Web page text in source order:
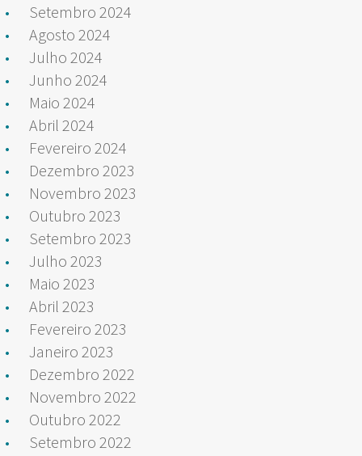
Setembro 2024
Agosto 2024
Julho 2024
Junho 2024
Maio 2024
Abril 2024
Fevereiro 2024
Dezembro 2023
Novembro 2023
Outubro 2023
Setembro 2023
Julho 2023
Maio 2023
Abril 2023
Fevereiro 2023
Janeiro 2023
Dezembro 2022
Novembro 2022
Outubro 2022
Setembro 2022